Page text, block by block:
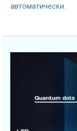
автоматически.